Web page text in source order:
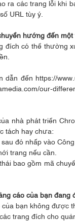
ra các trang lỗi khi
URL tùy ý.
hướng đến một
đích có thể thường
dẫn đến https://
our-
nhà phát triển
tách hay chưa:
đó nhấp vào
trang nếu cần.
bao gồm mã
cáo của bạn đang
bạn không được
trang đích cho